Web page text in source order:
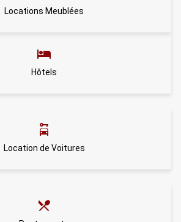
Locations Meublées
Hôtels
Location de Voitures